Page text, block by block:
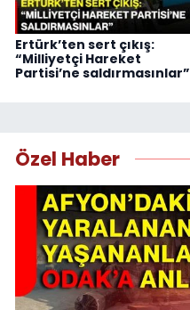
Ertürk’ten sert çıkış:
“Milliyetçi Hareket
Partisi’ne saldırmasınlar”
Özel Haber